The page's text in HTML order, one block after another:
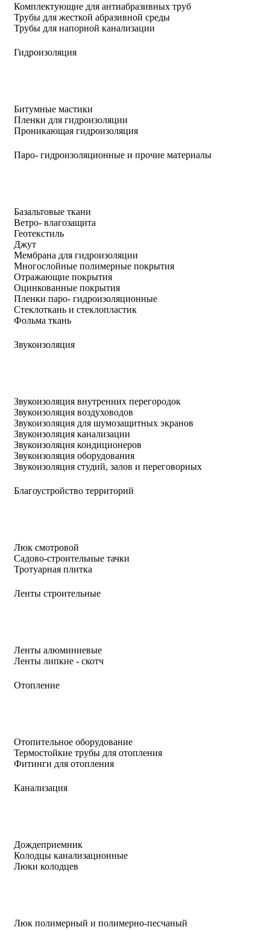
Комплектующие для антиабразивных труб
Трубы для жесткой абразивной среды
Трубы для напорной канализации
Гидроизоляция
Битумные мастики
Пленки для гидроизоляции
Проникающая гидроизоляция
Паро- гидроизоляционные и прочие материалы
Базальтовые ткани
Ветро- влагозащита
Геотекстиль
Джут
Мембрана для гидроизоляции
Многослойные полимерные покрытия
Отражающие покрытия
Оцинкованные покрытия
Пленки паро- гидроизоляционные
Стеклоткань и стеклопластик
Фольма ткань
Звукоизоляция
Звукоизоляция внутренних перегородок
Звукоизоляция воздуховодов
Звукоизоляция для шумозащитных экранов
Звукоизоляция канализации
Звукоизоляция кондиционеров
Звукоизоляция оборудования
Звукоизоляция студий, залов и переговорных
Благоустройство территорий
Люк смотровой
Садово-строительные тачки
Тротуарная плитка
Ленты строительные
Ленты алюминиевые
Ленты липкие - скотч
Отопление
Отопительное оборудование
Термостойкие трубы для отопления
Фитинги для отопления
Канализация
Дождеприемник
Колодцы канализационные
Люки колодцев
Люк полимерный и полимерно-песчаный